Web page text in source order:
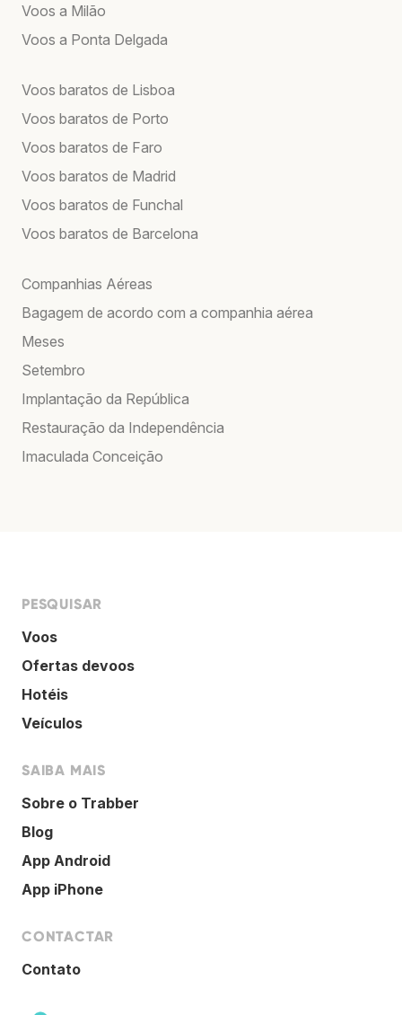
Voos a Milão
Voos a Ponta Delgada
Voos baratos de Lisboa
Voos baratos de Porto
Voos baratos de Faro
Voos baratos de Madrid
Voos baratos de Funchal
Voos baratos de Barcelona
Companhias Aéreas
Bagagem de acordo com a companhia aérea
Meses
Setembro
Implantação da República
Restauração da Independência
Imaculada Conceição
PESQUISAR
Voos
Ofertas devoos
Hotéis
Veículos
SAIBA MAIS
Sobre o Trabber
Blog
App Android
App iPhone
CONTACTAR
Contato